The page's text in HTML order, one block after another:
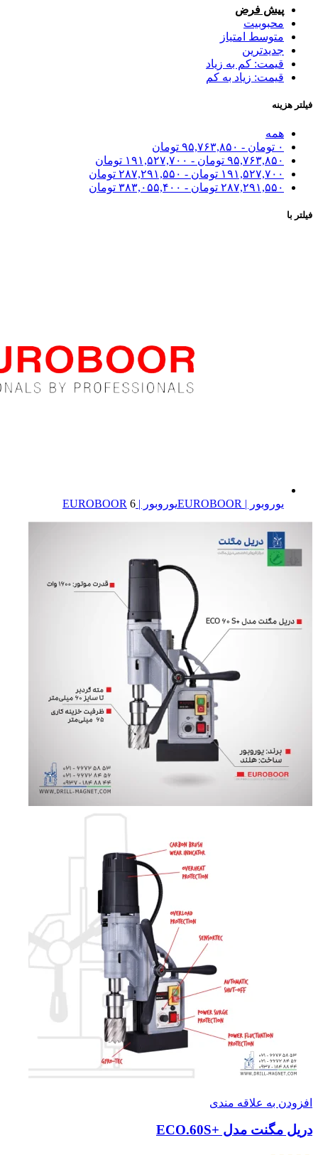
پیش فرض
محبوبیت
متوسط امتیاز
جدیدترین
قیمت: کم به زیاد
قیمت: زیاد به کم
فیلتر هزینه
همه
۰ تومان - ۹۵,۷۶۳,۸۵۰ تومان
۹۵,۷۶۳,۸۵۰ تومان - ۱۹۱,۵۲۷,۷۰۰ تومان
۱۹۱,۵۲۷,۷۰۰ تومان - ۲۸۷,۲۹۱,۵۵۰ تومان
۲۸۷,۲۹۱,۵۵۰ تومان - ۳۸۳,۰۵۵,۴۰۰ تومان
فیلتر با
یوروبور | EUROBOOR یوروبور | EUROBOOR 6
افزودن به علاقه مندی
دریل مگنت مدل +ECO.60S